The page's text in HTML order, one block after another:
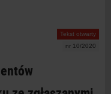
Tekst otwarty
nr 10/2020